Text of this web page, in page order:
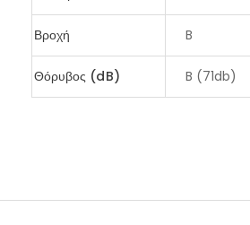
Βροχή B
Θόρυβος (dB) B (71db)